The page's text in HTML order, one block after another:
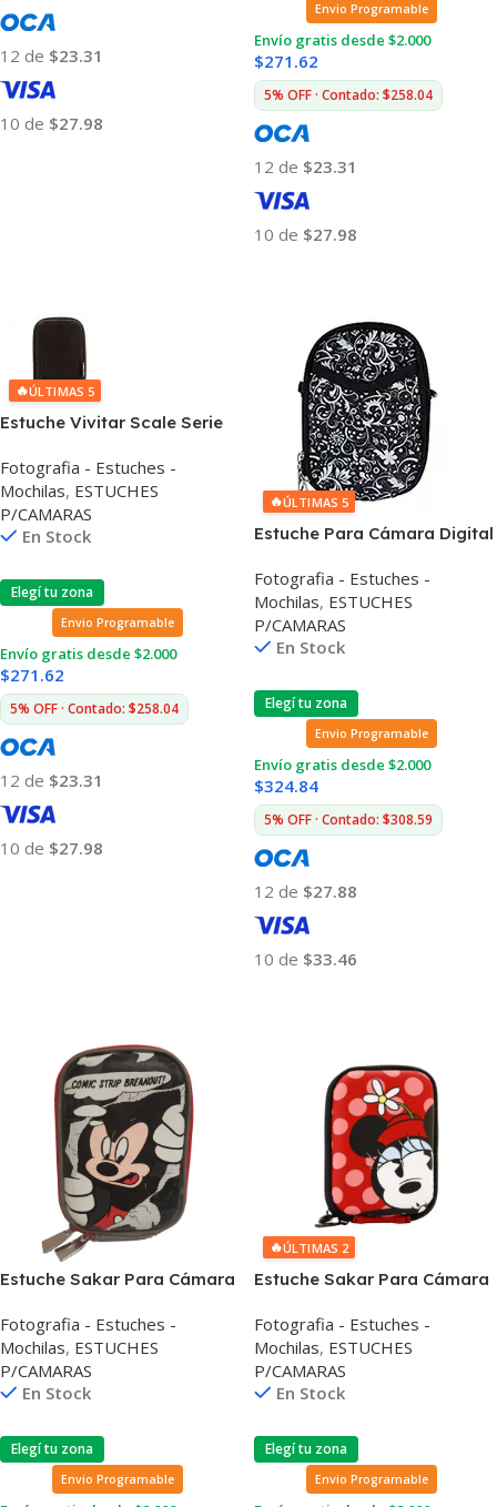
12 de $23.31
10 de $27.98
Envio Programable
Envío gratis desde $2.000
$271.62
5% OFF · Contado: $258.04
12 de $23.31
10 de $27.98
🔥ÚLTIMAS 5
Estuche Vivitar Scale Serie
Fotografia - Estuches -
Mochilas, ESTUCHES
P/CAMARAS
En Stock
Elegí tu zona
Envio Programable
Envío gratis desde $2.000
$271.62
5% OFF · Contado: $258.04
12 de $23.31
10 de $27.98
🔥ÚLTIMAS 5
Estuche Para Cámara Digital
Exclusivo
Fotografia - Estuches -
Mochilas, ESTUCHES
P/CAMARAS
En Stock
Elegí tu zona
Envio Programable
Envío gratis desde $2.000
$324.84
5% OFF · Contado: $308.59
12 de $27.88
10 de $33.46
Estuche Sakar Para Cámara
Fotografia - Estuches -
Mochilas, ESTUCHES
P/CAMARAS
En Stock
Elegí tu zona
Envio Programable
🔥ÚLTIMAS 2
Estuche Sakar Para Cámara
Fotografia - Estuches -
Mochilas, ESTUCHES
P/CAMARAS
En Stock
Elegí tu zona
Envio Programable